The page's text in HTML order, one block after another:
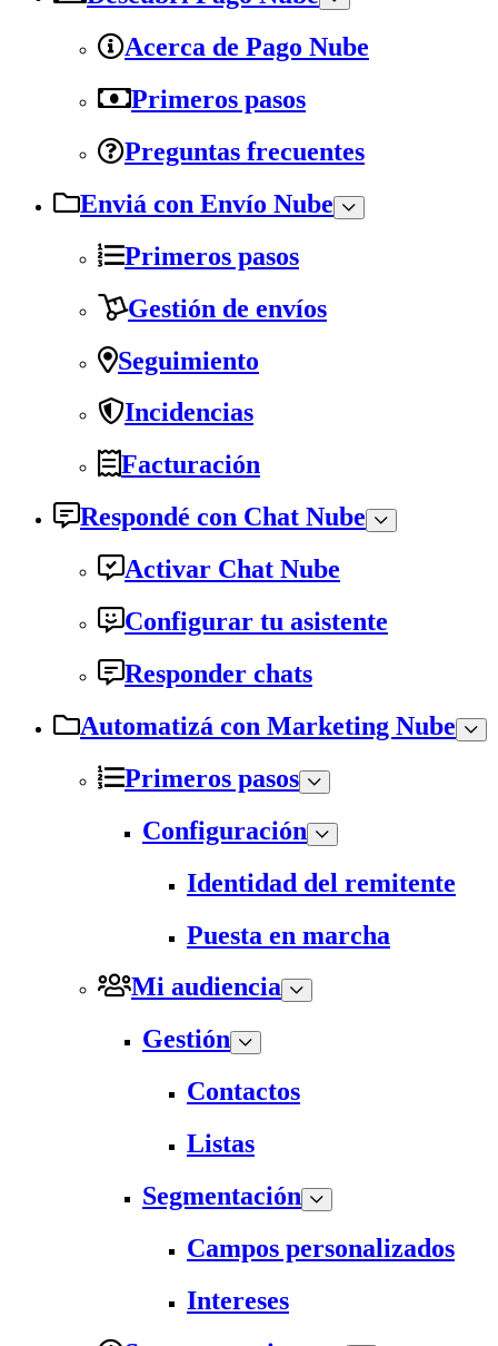
Acerca de Pago Nube
Primeros pasos
Preguntas frecuentes
Enviá con Envío Nube
Primeros pasos
Gestión de envíos
Seguimiento
Incidencias
Facturación
Respondé con Chat Nube
Activar Chat Nube
Configurar tu asistente
Responder chats
Automatizá con Marketing Nube
Primeros pasos
Configuración
Identidad del remitente
Puesta en marcha
Mi audiencia
Gestión
Contactos
Listas
Segmentación
Campos personalizados
Intereses